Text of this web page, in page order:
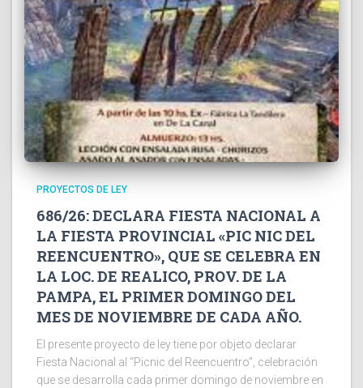
PROYECTOS DE LEY
686/26: DECLARA FIESTA NACIONAL A
LA FIESTA PROVINCIAL «PIC NIC DEL
REENCUENTRO», QUE SE CELEBRA EN
LA LOC. DE REALICO, PROV. DE LA
PAMPA, EL PRIMER DOMINGO DEL
MES DE NOVIEMBRE DE CADA AÑO.
El presente proyecto de ley tiene por objeto declarar
Fiesta Nacional al “Picnic del Reencuentro”, celebración
que se desarrolla cada primer domingo de noviembre en